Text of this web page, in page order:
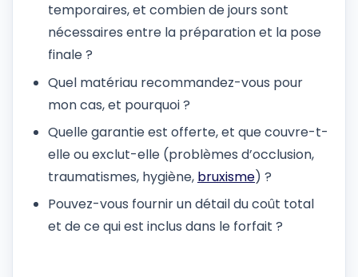
temporaires, et combien de jours sont
nécessaires entre la préparation et la pose
finale ?
Quel matériau recommandez-vous pour
mon cas, et pourquoi ?
Quelle garantie est offerte, et que couvre-t-
elle ou exclut-elle (problèmes d’occlusion,
traumatismes, hygiène, bruxisme) ?
Pouvez-vous fournir un détail du coût total
et de ce qui est inclus dans le forfait ?